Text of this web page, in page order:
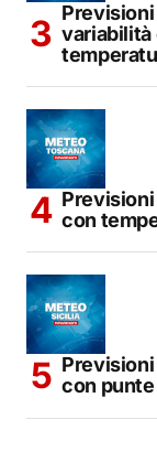
variabilità
con
con